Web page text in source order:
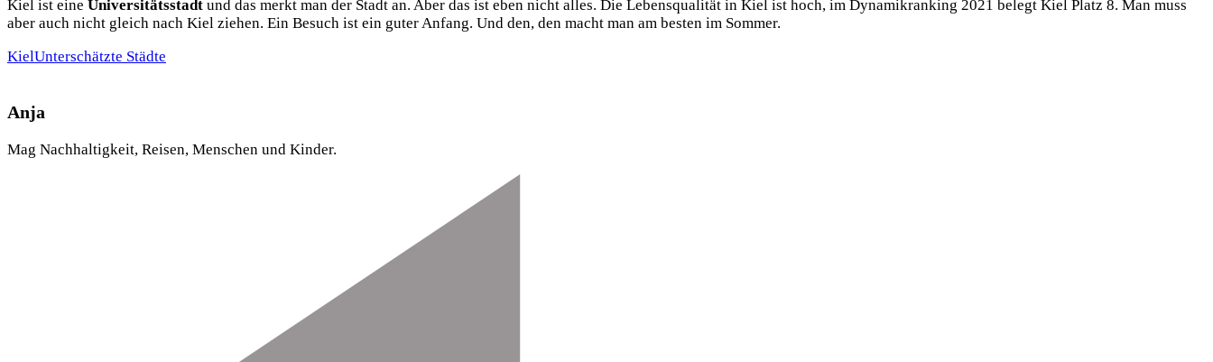
Kiel ist eine Universitätsstadt und das merkt man der Stadt an. Aber das ist eben nicht alles. Die Lebensqualität in Kiel ist hoch, im Dynamikranking 2021 belegt Kiel Platz 8. Man muss
aber auch nicht gleich nach Kiel ziehen. Ein Besuch ist ein guter Anfang. Und den, den macht man am besten im Sommer.
KielUnterschätzte Städte
Anja
Mag Nachhaltigkeit, Reisen, Menschen und Kinder.